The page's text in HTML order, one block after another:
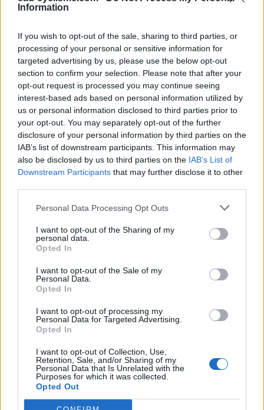
Information
If you wish to opt-out of the sale, sharing to third parties, or
processing of your personal or sensitive information for
targeted advertising by us, please use the below opt-out
section to confirm your selection. Please note that after your
opt-out request is processed you may continue seeing
interest-based ads based on personal information utilized by
us or personal information disclosed to third parties prior to
your opt-out. You may separately opt-out of the further
disclosure of your personal information by third parties on the
IAB’s list of downstream participants. This information may
also be disclosed by us to third parties on the IAB’s List of
Downstream Participants that may further disclose it to other
Personal Data Processing Opt Outs
I want to opt-out of the Sharing of my
personal data.
Opted In
I want to opt-out of the Sale of my
Personal Data.
Opted In
I want to opt-out of processing my
Personal Data for Targeted Advertising.
Opted In
I want to opt-out of Collection, Use,
Retention, Sale, and/or Sharing of my
Personal Data that Is Unrelated with the
Purposes for which it was collected.
Opted Out
cimetière (qui fait face au sens opposé de circulation,
Repères visuels